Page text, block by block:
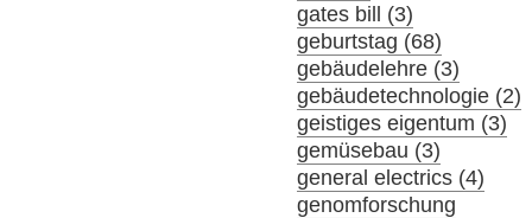
gates bill (3)
geburtstag (68)
gebäudelehre (3)
gebäudetechnologie (2)
geistiges eigentum (3)
gemüsebau (3)
general electrics (4)
genomforschung